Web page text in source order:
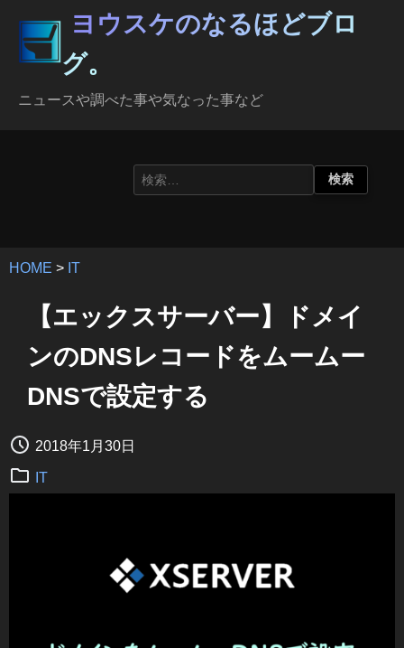
ヨウスケのなるほどブロ
グ。
ニュースや調べた事や気なった事など
HOME > IT
【エックスサーバー】ドメイ
ンのDNSレコードをムームー
DNSで設定する
2018年1月30日
IT